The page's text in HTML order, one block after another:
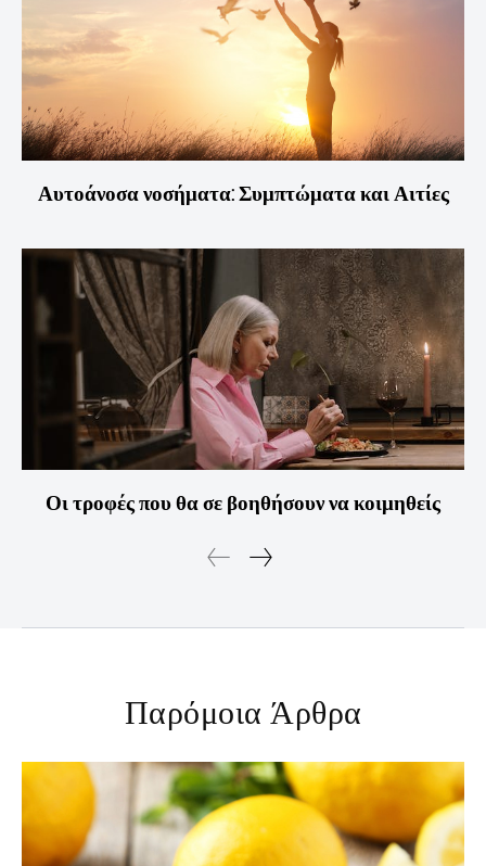
Αυτοάνοσα νοσήματα: Συμπτώματα και Αιτίες
Οι τροφές που θα σε βοηθήσουν να κοιμηθείς
Παρόμοια Άρθρα